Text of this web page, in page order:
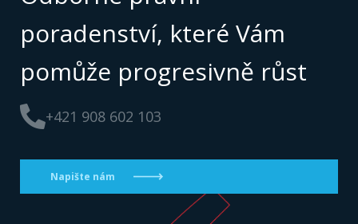
poradenství, které Vám
pomůže progresivně růst
+421 908 602 103
Napište nám